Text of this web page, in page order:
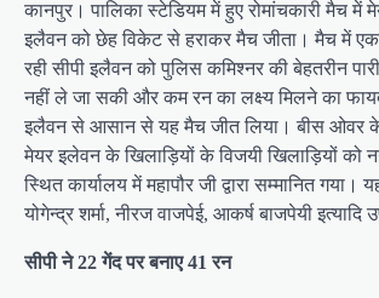
कानपुर। पालिका स्टेडियम में हुए रोमांचकारी मैच में
इलैवन को छेह विकेट से हराकर मैच जीता। मैच में
रही सीपी इलैवन को पुलिस कमिश्नर की बेहतरीन
नहीं ले जा सकी और कम रन का लक्ष्य मिलने का
इलैवन से आसान से यह मैच जीत लिया। बीस ओवर
मेयर इलेवन के खिलाड़ियों के विजयी खिलाड़ियों को
स्थित कार्यालय में महापौर जी द्वारा सम्मानित गया।
योगेन्द्र शर्मा, नीरज वाजपेई, आकर्ष बाजपेयी इत्यादि
सीपी ने 22 गेंद पर बनाए 41 रन